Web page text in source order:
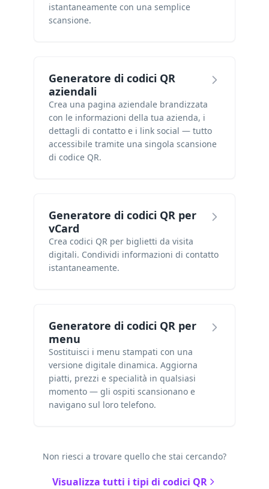
istantaneamente con una semplice
scansione.
Generatore di codici QR
aziendali
Crea una pagina aziendale brandizzata
con le informazioni della tua azienda, i
dettagli di contatto e i link social — tutto
accessibile tramite una singola scansione
di codice QR.
Generatore di codici QR per
vCard
Crea codici QR per biglietti da visita
digitali. Condividi informazioni di contatto
istantaneamente.
Generatore di codici QR per
menu
Sostituisci i menu stampati con una
versione digitale dinamica. Aggiorna
piatti, prezzi e specialità in qualsiasi
momento — gli ospiti scansionano e
navigano sul loro telefono.
Non riesci a trovare quello che stai cercando?
Visualizza tutti i tipi di codici QR